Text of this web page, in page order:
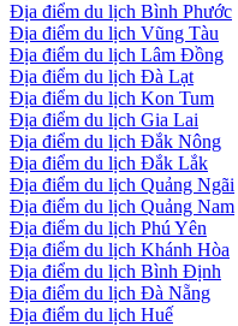
Địa điểm du lịch Bình Phước
Địa điểm du lịch Vũng Tàu
Địa điểm du lịch Lâm Đồng
Địa điểm du lịch Đà Lạt
Địa điểm du lịch Kon Tum
Địa điểm du lịch Gia Lai
Địa điểm du lịch Đắk Nông
Địa điểm du lịch Đắk Lắk
Địa điểm du lịch Quảng Ngãi
Địa điểm du lịch Quảng Nam
Địa điểm du lịch Phú Yên
Địa điểm du lịch Khánh Hòa
Địa điểm du lịch Bình Định
Địa điểm du lịch Đà Nẵng
Địa điểm du lịch Huế